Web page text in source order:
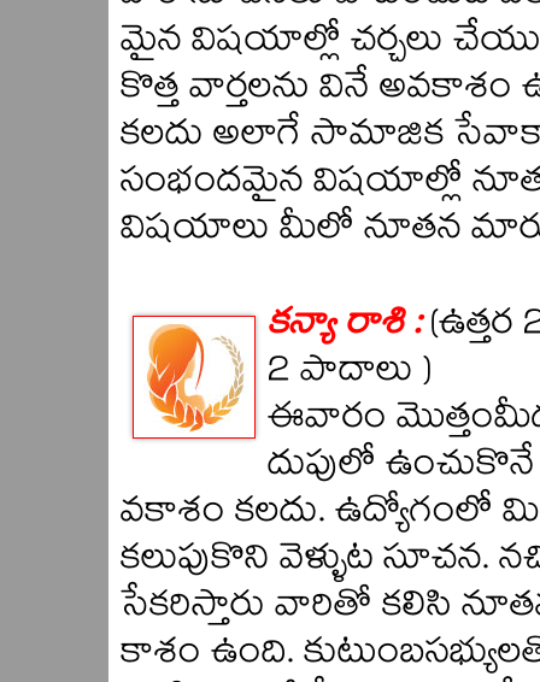
మైన విషయాల్లో చర్చలు
కొత్త వార్తలను వినే
కలదు అలాగే సామాజిక
సంభందమైన విషయాల్లో
విషయాలు మీలో నూతన
కన్యా రాశి :
2 పాదాలు )
ఈవారం మొత్తంమీద
దుపులో
వకాశం కలదు. ఉద్యోగంలో
కలుపుకొని వెళ్ళుట సూచన.
సేకరిస్తారు వారితో కలిసి
కాశం ఉంది.